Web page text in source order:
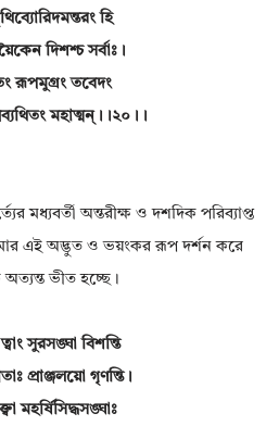
হি
দিশশ্চ সর্বাঃ।
রূপমুগ্রং তবেদং
মহাত্মন্।।২০।।
মধ্যবর্তী অন্তরীক্ষ ও দশদিক পরিব্যাপ্ত
এই অদ্ভুত ও ভয়ংকর রূপ দর্শন করে
অত্যন্ত ভীত হচ্ছে।
সুরসঙ্ঘা বিশন্তি
প্রাঞ্জলয়ো গৃণন্তি।
মহর্ষিসিদ্ধসঙ্ঘাঃ